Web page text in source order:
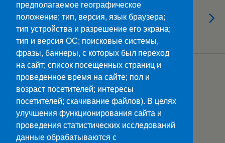
Театральный вечер для
студентов: погружение в мир
искусства
Загрузить Еще Из Этой Категории…
Наверх
Мобильн.
предполагаемое географическое
положение; тип, версия, язык браузера;
тип устройства и разрешение его экрана;
тип и версия ОС; поисковые системы,
фразы, баннеры, с которых был переход
на сайт; список посещенных страниц и
проведенное время на сайте; пол и
возраст посетителей; интересы
посетителей; скачивание файлов). В целях
улучшения функционирования сайта и
проведения статистических исследований
данные обрабатываются с